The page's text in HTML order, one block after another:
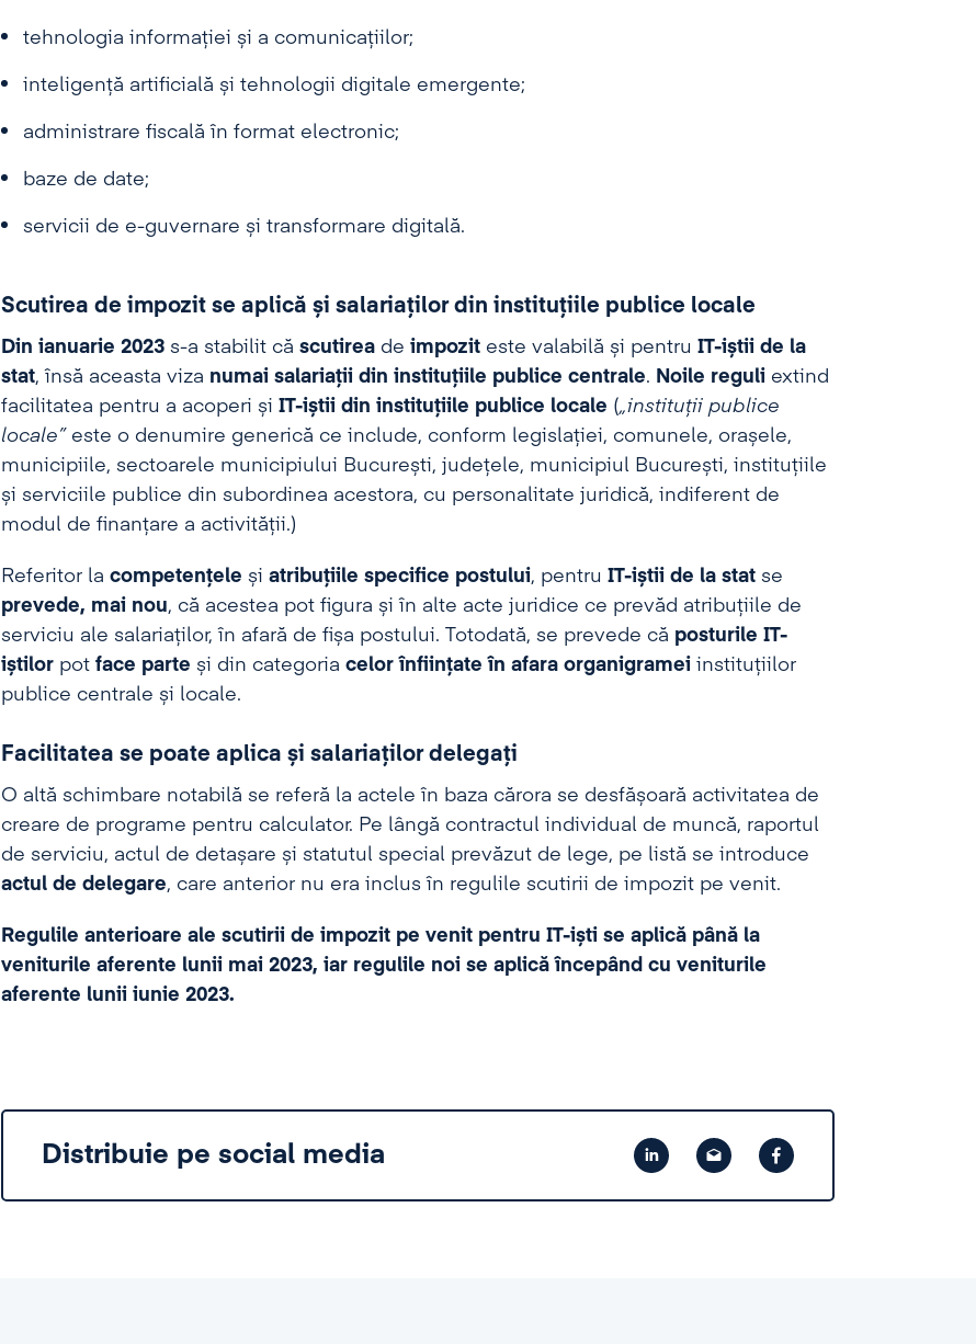
tehnologia informației și a comunicațiilor;
inteligență artificială și tehnologii digitale emergente;
administrare fiscală în format electronic;
baze de date;
servicii de e-guvernare și transformare digitală.
Scutirea de impozit se aplică și salariaților din instituțiile publice locale
Din ianuarie 2023s-a stabilit că scutireade impoziteste valabilă și pentru IT-iștii de la
stat, însă aceasta viza numai salariații din instituțiile publice centrale. Noile reguli extind
facilitatea pentru a acoperi și IT-iștii din instituțiile publice locale („instituții publice
locale”este o denumire generică ce include, conform legislației, comunele, orașele,
municipiile, sectoarele municipiului București, județele, municipiul București, instituțiile
și serviciile publice din subordinea acestora, cu personalitate juridică, indiferent de
modul de finanțare a activității.)
Referitor la competențele și atribuțiile specifice postului, pentru IT-iștii de la statse
prevede, mai nou, că acestea pot figura și în alte acte juridice ce prevăd atribuțiile de
serviciu ale salariaților, în afară de fișa postului. Totodată, se prevede că posturile IT-
iștilorpot face parte și din categoria celor înființate în afara organigramei instituțiilor
publice centrale și locale.
Facilitatea se poate aplica și salariaților delegați
O altă schimbare notabilă se referă la actele în baza cărora se desfășoară activitatea de
creare de programe pentru calculator. Pe lângă contractul individual de muncă, raportul
de serviciu, actul de detașare și statutul special prevăzut de lege, pe listă se introduce
actul de delegare, care anterior nu era inclus în regulile scutirii de impozit pe venit.
Regulile anterioare ale scutirii de impozit pe venit pentru IT-iști se aplică până la
veniturile aferente lunii mai 2023, iar regulile noi se aplică începând cu veniturile
aferente lunii iunie 2023.
Distribuie pe social media